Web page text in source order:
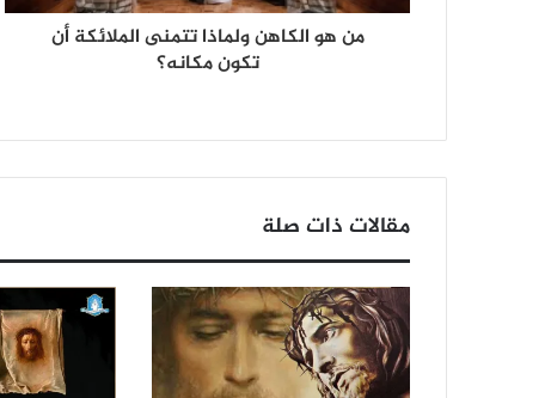
من هو الكاهن ولماذا تتمنى الملائكة أن
تكون مكانه؟
مقالات ذات صلة